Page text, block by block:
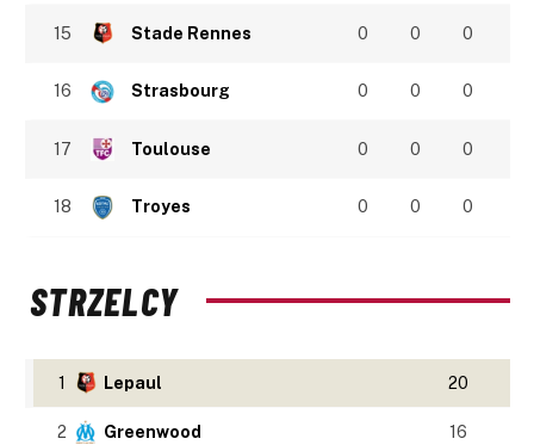
15 Stade Rennes 0 0 0
16 Strasbourg 0 0 0
17 Toulouse 0 0 0
18 Troyes 0 0 0
STRZELCY
1 Lepaul 20
2 Greenwood 16